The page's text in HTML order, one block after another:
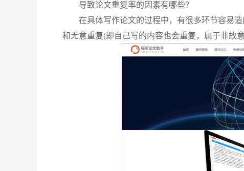
导致论文重复率的因素有哪些？
在具体写作论文的过程中，有很多环节容易
和无意重复(即自己写的内容也会重复，属于非故